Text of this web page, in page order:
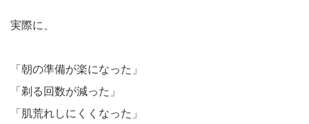
実際に、
「朝の準備が楽になった」
「剃る回数が減った」
「肌荒れしにくくなった」